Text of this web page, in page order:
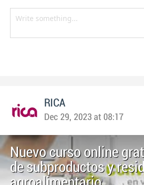
RICA
Dec 29, 2023 at 08:17
Nuevo curso online
de subproductos y